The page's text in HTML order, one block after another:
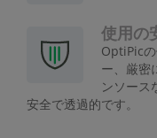
使用の
OptiPic
ー、厳密
ンソース
安全で透過的です。